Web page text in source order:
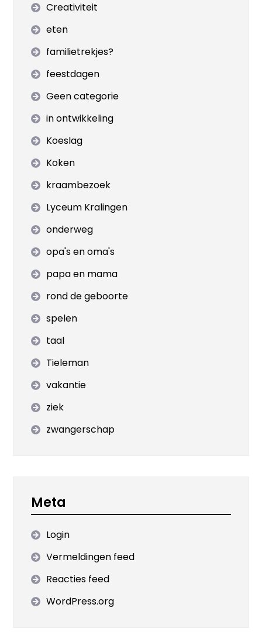
Creativiteit
eten
familietrekjes?
feestdagen
Geen categorie
in ontwikkeling
Koeslag
Koken
kraambezoek
Lyceum Kralingen
onderweg
opa's en oma's
papa en mama
rond de geboorte
spelen
taal
Tieleman
vakantie
ziek
zwangerschap
Meta
Login
Vermeldingen feed
Reacties feed
WordPress.org